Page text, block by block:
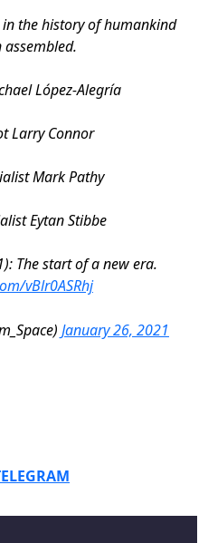
in the history of humankind
assembled.
López-Alegría
Larry Connor
Mark Pathy
Eytan Stibbe
The start of a new era.
vBlr0ASRhj
January 26, 2021